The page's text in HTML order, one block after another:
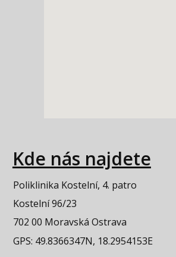
Kde nás najdete
Poliklinika Kostelní, 4. patro
Kostelní 96/23
702 00 Moravská Ostrava
GPS: 49.8366347N, 18.2954153E